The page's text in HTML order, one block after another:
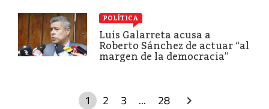
POLÍTICA
Luis Galarreta acusa a
Roberto Sánchez de actuar “al
margen de la democracia”
1 2 3 ... 28